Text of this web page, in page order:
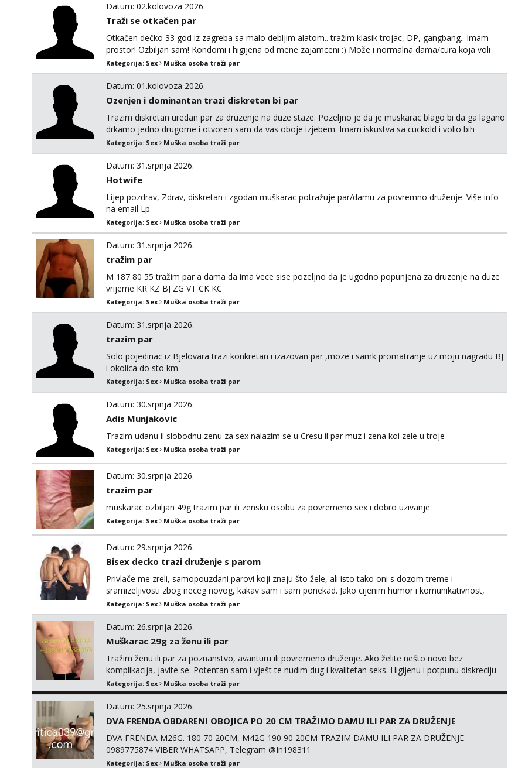
Datum: 02.kolovoza 2026.
Traži se otkačen par
Otkačen dečko 33 god iz zagreba sa malo debljim alatom.. tražim klasik trojac, DP, gangbang.. Imam
prostor! Ozbiljan sam! Kondomi i higijena od mene zajamceni :) Može i normalna dama/cura koja voli
swingati! :) 0924510862
Kategorija: Sex Muška osoba traži par
Datum: 01.kolovoza 2026.
Ozenjen i dominantan trazi diskretan bi par
Trazim diskretan uredan par za druzenje na duze staze. Pozeljno je da je muskarac blago bi da ga lagano
drkamo jedno drugome i otvoren sam da vas oboje izjebem. Imam iskustva sa cuckold i volio bih
upoznati bracni par u HR koji bi zelio probati ili masta o tako necemu. Ja sam nepusac, cist, uredan i
diskretan. 195 100 44 godine Strogo okolica Rijeke lp
Kategorija: Sex Muška osoba traži par
Datum: 31.srpnja 2026.
Hotwife
Lijep pozdrav, Zdrav, diskretan i zgodan muškarac potražuje par/damu za povremno druženje. Više info
na email Lp
Kategorija: Sex Muška osoba traži par
Datum: 31.srpnja 2026.
tražim par
M 187 80 55 tražim par a dama da ima vece sise pozeljno da je ugodno popunjena za druzenje na duze
vrijeme KR KZ BJ ZG VT CK KC
Kategorija: Sex Muška osoba traži par
Datum: 31.srpnja 2026.
trazim par
Solo pojedinac iz Bjelovara trazi konkretan i izazovan par ,moze i samk promatranje uz moju nagradu BJ
i okolica do sto km
Kategorija: Sex Muška osoba traži par
Datum: 30.srpnja 2026.
Adis Munjakovic
Trazim udanu il slobodnu zenu za sex nalazim se u Cresu il par muz i zena koi zele u troje
Kategorija: Sex Muška osoba traži par
Datum: 30.srpnja 2026.
trazim par
muskarac ozbiljan 49g trazim par ili zensku osobu za povremeno sex i dobro uzivanje
Kategorija: Sex Muška osoba traži par
Datum: 29.srpnja 2026.
Bisex decko trazi druženje s parom
Privlače me zreli, samopouzdani parovi koji znaju što žele, ali isto tako oni s dozom treme i
sramizeljivosti zbog neceg novog, kakav sam i sam ponekad. Jako cijenim humor i komunikativnost,
dobar za opuštanje u bilo cemu. Više od klasike, zanimaju me dublje razine užitka – igranje uloga,
ostvarivanje fantazija i fetiša- tamo gdje se pronađemo. Seksualnost za mene nije nešto što se
“odrađuje”,...
Kategorija: Sex Muška osoba traži par
Datum: 26.srpnja 2026.
Muškarac 29g za ženu ili par
Tražim ženu ili par za poznanstvo, avanturu ili povremeno druženje. Ako želite nešto novo bez
komplikacija, javite se. Potentan sam i vješt te nudim dug i kvalitetan seks. Higijenu i potpunu diskreciju
jamčim. Sl. Brod moj prostor Zagreb i ostatak HR mobilan. 𝗡𝗮𝗽𝗼𝗺𝗲𝗻𝗮 Samo žene i hetero parovi. Solo
muškarci ne.
Kategorija: Sex Muška osoba traži par
Datum: 25.srpnja 2026.
DVA FRENDA OBDARENI OBOJICA PO 20 CM TRAŽIMO DAMU ILI PAR ZA DRUŽENJE
DVA FRENDA M26G. 180 70 20CM, M42G 190 90 20CM TRAZIM DAMU ILI PAR ZA DRUŽENJE
0989775874 VIBER WHATSAPP, Telegram @In198311
Kategorija: Sex Muška osoba traži par